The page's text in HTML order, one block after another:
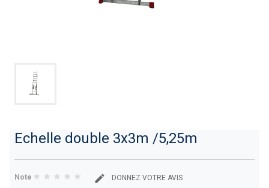
Echelle double 3x3m /5,25m
Note DONNEZ VOTRE AVIS